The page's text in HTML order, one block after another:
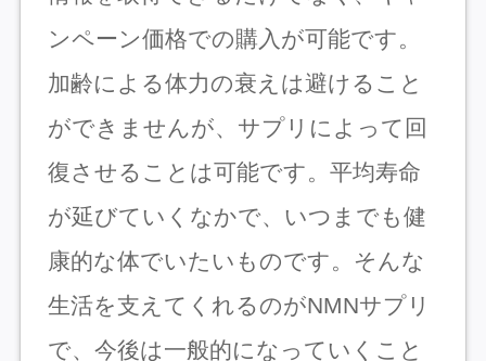
ンペーン価格での購入が可能です。
加齢による体力の衰えは避けること
ができませんが、サプリによって回
復させることは可能です。平均寿命
が延びていくなかで、いつまでも健
康的な体でいたいものです。そんな
生活を支えてくれるのがNMNサプリ
で、今後は一般的になっていくこと